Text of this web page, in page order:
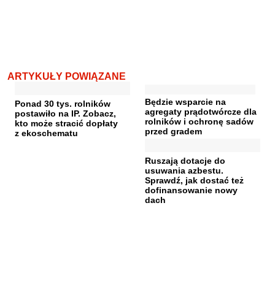
ARTYKUŁY POWIĄZANE
Ponad 30 tys. rolników
postawiło na IP. Zobacz,
kto może stracić dopłaty
z ekoschematu
Będzie wsparcie na
agregaty prądotwórcze dla
rolników i ochronę sadów
przed gradem
Ruszają dotacje do
usuwania azbestu.
Sprawdź, jak dostać też
dofinansowanie nowy
dach